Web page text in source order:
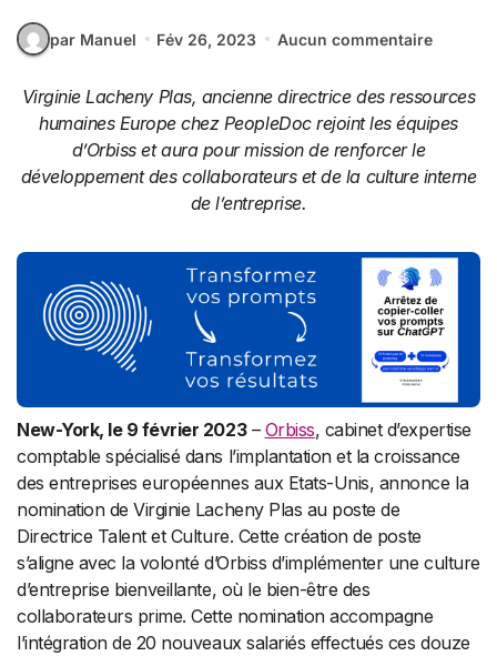
par Manuel Fév 26, 2023 Aucun commentaire
Virginie Lacheny Plas, ancienne directrice des ressources
humaines Europe chez PeopleDoc rejoint les équipes
d’Orbiss et aura pour mission de renforcer le
développement des collaborateurs et de la culture interne
de l’entreprise.
New-York, le 9 février 2023– Orbiss, cabinet d’expertise
comptable spécialisé dans l’implantation et la croissance
des entreprises européennes aux Etats-Unis, annonce la
nomination de Virginie Lacheny Plas au poste de
Directrice Talent et Culture. Cette création de poste
s’aligne avec la volonté d’Orbiss d’implémenter une culture
d’entreprise bienveillante, où le bien-être des
collaborateurs prime. Cette nomination accompagne
l’intégration de 20 nouveaux salariés effectués ces douze